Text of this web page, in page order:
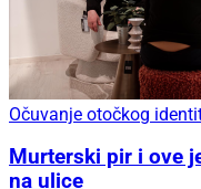
Očuvanje otočkog
Murterski pir i ove
na ulice